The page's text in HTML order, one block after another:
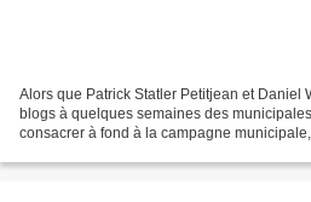
Alors que Patrick Statler Petitjean et Daniel
blogs à quelques semaines des
consacrer à fond à la campagne